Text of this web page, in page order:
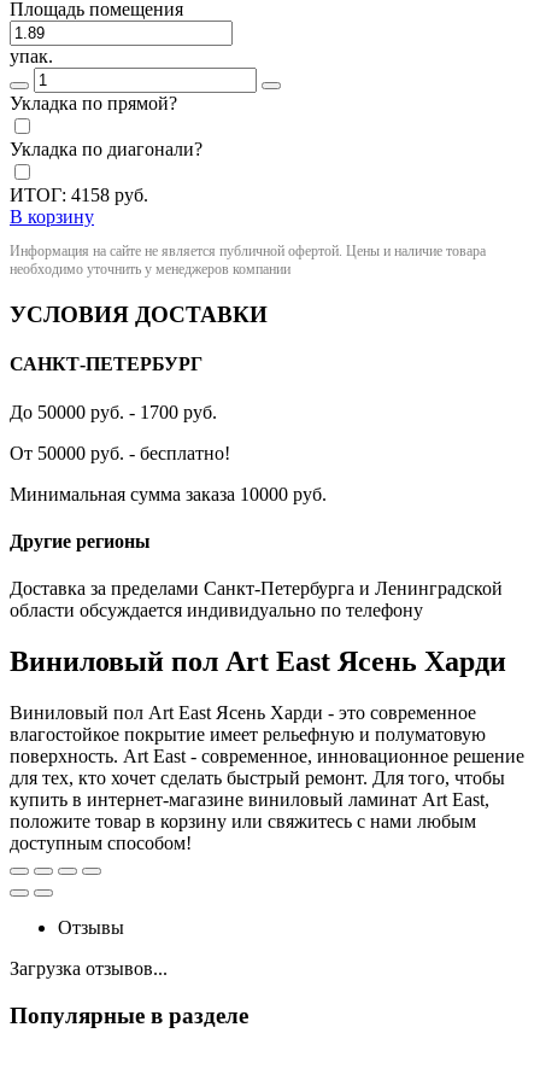
Площадь помещения
упак.
Укладка по прямой?
Укладка по диагонали?
ИТОГ: 4158 руб.
В корзину
Информация на сайте не является публичной офертой. Цены и наличие товара
необходимо уточнить у менеджеров компании
УСЛОВИЯ ДОСТАВКИ
САНКТ-ПЕТЕРБУРГ
До 50000 руб. - 1700 руб.
От 50000 руб. - бесплатно!
Минимальная сумма заказа 10000 руб.
Другие регионы
Доставка за пределами Санкт-Петербурга и Ленинградской
области обсуждается индивидуально по телефону
Виниловый пол Art East Ясень Харди
Виниловый пол Art East Ясень Харди - это современное
влагостойкое покрытие имеет рельефную и полуматовую
поверхность. Art East - современное, инновационное решение
для тех, кто хочет сделать быстрый ремонт. Для того, чтобы
купить в интернет-магазине виниловый ламинат Art East,
положите товар в корзину или свяжитесь с нами любым
доступным способом!
Отзывы
Загрузка отзывов...
Популярные в разделе